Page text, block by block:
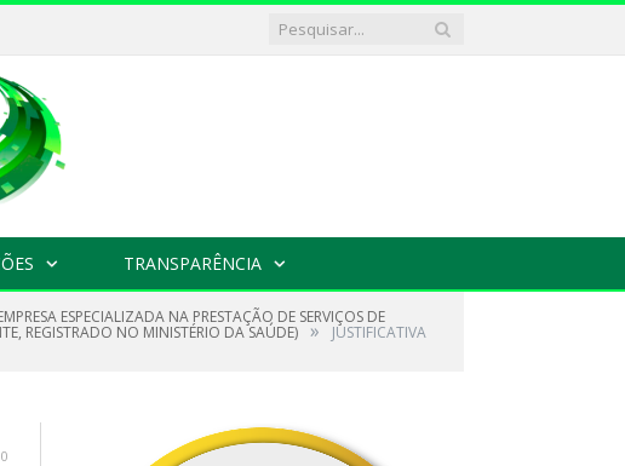
TRANSPARÊNCIA
ESPECIALIZADA NA PRESTAÇÃO DE SERVIÇOS DE
REGISTRADO NO MINISTÉRIO DA SAÚDE) » JUSTIFICATIVA
0